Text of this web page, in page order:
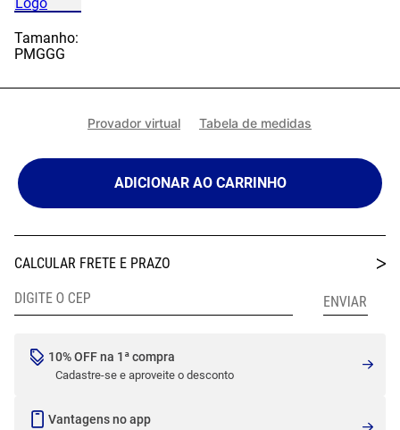
Tamanho:
PMGGG
Provador virtual Tabela de medidas
ADICIONAR AO CARRINHO
10% OFF na 1ª compra
Cadastre-se e aproveite o desconto
Vantagens no app